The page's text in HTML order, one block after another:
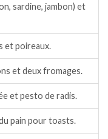
sardine, jambon) et
et poireaux.
et deux fromages.
et pesto de radis.
pain pour toasts.